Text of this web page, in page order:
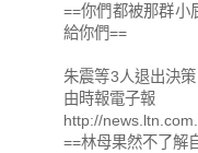
==你們都被那群小
給你們==
朱震等3人退出決
由時報電子報
http://
==林母果然不了解